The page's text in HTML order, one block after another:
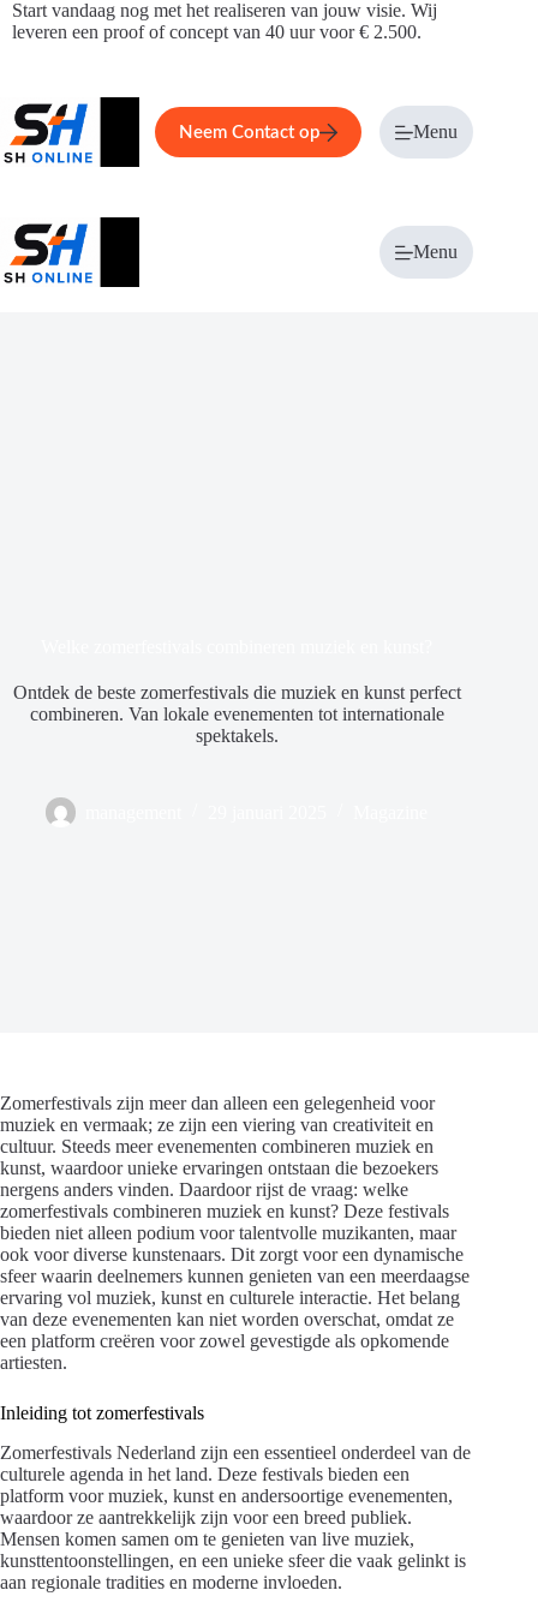
Ga
naar
Start vandaag nog met het realiseren van jouw visie. Wij
leveren een proof of concept van 40 uur voor € 2.500.
Home Service Over ons
Neem Contact op Menu
Menu
Ontdek de beste zomerfestivals die muziek en kunst perfect
combineren. Van lokale evenementen tot internationale
spektakels.
Zomerfestivals zijn meer dan alleen een gelegenheid voor
muziek en vermaak; ze zijn een viering van creativiteit en
cultuur. Steeds meer evenementen combineren muziek en
kunst, waardoor unieke ervaringen ontstaan die bezoekers
nergens anders vinden. Daardoor rijst de vraag: welke
zomerfestivals combineren muziek en kunst? Deze festivals
bieden niet alleen podium voor talentvolle muzikanten, maar
ook voor diverse kunstenaars. Dit zorgt voor een dynamische
sfeer waarin deelnemers kunnen genieten van een meerdaagse
ervaring vol muziek, kunst en culturele interactie. Het belang
van deze evenementen kan niet worden overschat, omdat ze
een platform creëren voor zowel gevestigde als opkomende
artiesten.
Inleiding tot zomerfestivals
Zomerfestivals Nederland zijn een essentieel onderdeel van de
culturele agenda in het land. Deze festivals bieden een
platform voor muziek, kunst en andersoortige evenementen,
waardoor ze aantrekkelijk zijn voor een breed publiek.
Mensen komen samen om te genieten van live muziek,
kunsttentoonstellingen, en een unieke sfeer die vaak gelinkt is
aan regionale tradities en moderne invloeden.